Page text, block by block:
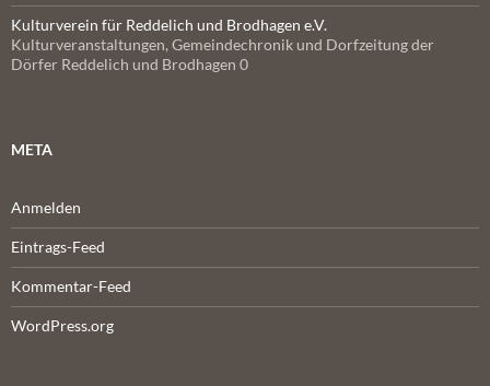
Kulturverein für Reddelich und Brodhagen e.V.
Kulturveranstaltungen, Gemeindechronik und Dorfzeitung der
Dörfer Reddelich und Brodhagen 0
META
Anmelden
Eintrags-Feed
Kommentar-Feed
WordPress.org